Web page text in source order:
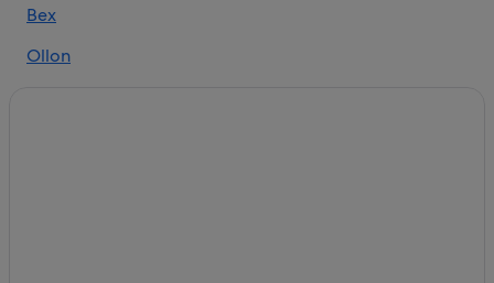
Bex
Ollon